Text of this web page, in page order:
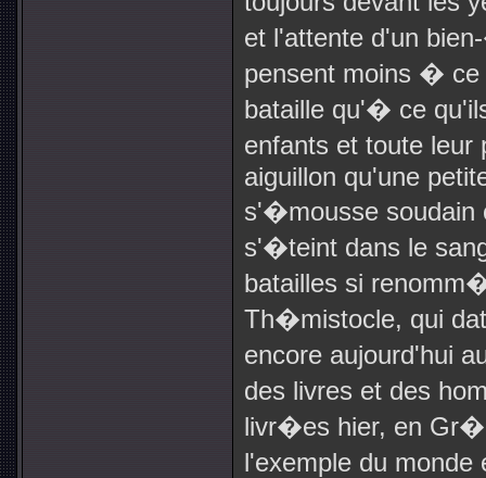
et l'attente d'un
pensent moins � ce
bataille qu'� ce
enfants et toute
aiguillon qu'une
s'�mousse soudain
s'�teint dans le
batailles si
Th�mistocle, qui
encore aujourd'hui
des livres et des
livr�es hier, en
l'exemple du